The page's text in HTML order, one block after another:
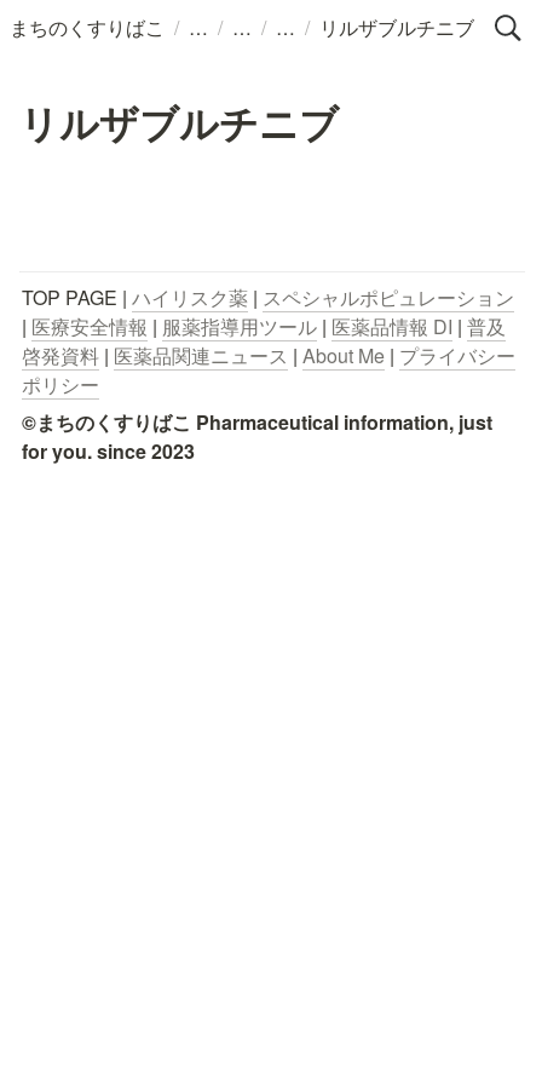
まちのくすりばこ / / / / リルザブルチニブ
リルザブルチニブ
TOP PAGE | ハイリスク薬 | スペシャルポピュレーション
| 医療安全情報 | 服薬指導用ツール | 医薬品情報 DI | 普及
啓発資料 | 医薬品関連ニュース | About Me | プライバシー
ポリシー
©まちのくすりばこ Pharmaceutical information, just
for you. since 2023